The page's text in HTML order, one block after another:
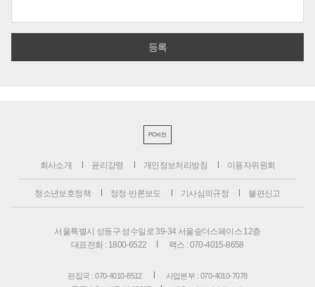
PC버전
회사소개 윤리강령 개인정보처리방침 이용자위원회
청소년보호정책 정정·반론보도 기사심의규정 불편신고
서울특별시 성동구 성수일로 39-34 서울숲더스페이스 12층
대표전화 : 1800-6522
팩스 : 070-4015-8658
편집국 : 070-4010-8512
사업본부 : 070-4010-7078